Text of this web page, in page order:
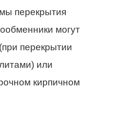
перекрытия
могут
перекрытии
или
кирпичном